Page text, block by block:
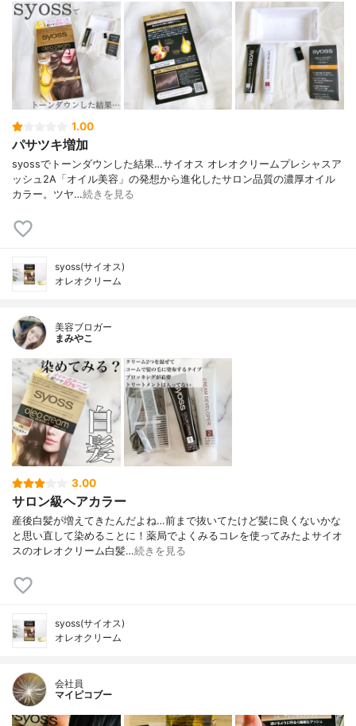
1.00
パサツキ増加
syossでトーンダウンした結果…⁡⁡⁡サイオス オレオクリーム⁡プレシャスア
ッシュ2A⁡⁡「オイル美容」の発想から進化したサロン品質の濃厚オイル
カラー。⁡ツヤ…続きを見る
syoss(サイオス)
オレオクリーム
美容ブロガー
まみやこ
3.00
サロン級ヘアカラー
産後白髪が増えてきたんだよね…前まで抜いてたけど髪に良くないかな
と思い直して染めることに！⁡⁡薬局でよくみるコレを使ってみたよ⁡サイオ
スのオレオクリーム⁡⁡白髪…続きを見る
syoss(サイオス)
オレオクリーム
会社員
マイピコブー